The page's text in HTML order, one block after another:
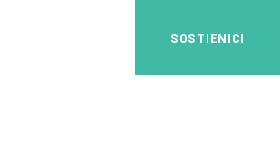
SOSTIENICI